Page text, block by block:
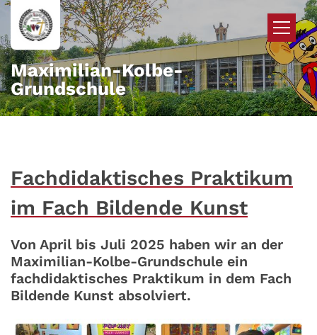
Zum Inhalt springen
Maximilian-Kolbe-
Grundschule
Fachdidaktisches Praktikum
im Fach Bildende Kunst
Von April bis Juli 2025 haben wir an der
Maximilian-Kolbe-Grundschule ein
fachdidaktisches Praktikum in dem Fach
Bildende Kunst absolviert.